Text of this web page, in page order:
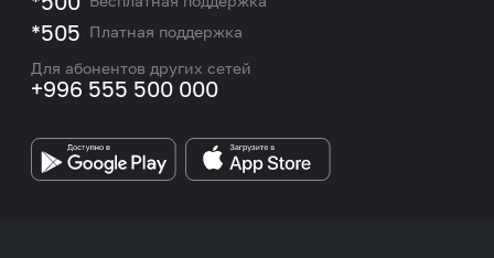
Подбор номера
Контакты сотрудников отдела по работе с
корпоративными и VIP клиентами
Карта покрытия сети и центров обслуживания
Работа в MEGA
Бренд MEGA
*505 Платная поддержка
Для абонентов других сетей
+996 555 500 000